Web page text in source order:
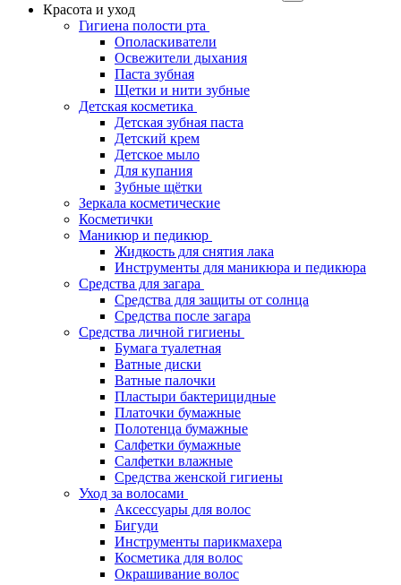
Красота и уход
Гигиена полости рта
Ополаскиватели
Освежители дыхания
Паста зубная
Щетки и нити зубные
Детская косметика
Детская зубная паста
Детский крем
Детское мыло
Для купания
Зубные щётки
Зеркала косметические
Косметички
Маникюр и педикюр
Жидкость для снятия лака
Инструменты для маникюра и педикюра
Средства для загара
Средства для защиты от солнца
Средства после загара
Средства личной гигиены
Бумага туалетная
Ватные диски
Ватные палочки
Пластыри бактерицидные
Платочки бумажные
Полотенца бумажные
Салфетки бумажные
Салфетки влажные
Средства женской гигиены
Уход за волосами
Аксессуары для волос
Бигуди
Инструменты парикмахера
Косметика для волос
Окрашивание волос